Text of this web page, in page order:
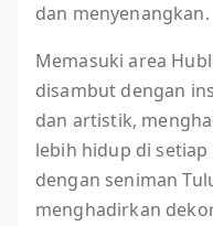
dan menyenangkan.
Memasuki area
disambut dengan
dan artistik,
lebih hidup di
dengan seniman
menghadirkan